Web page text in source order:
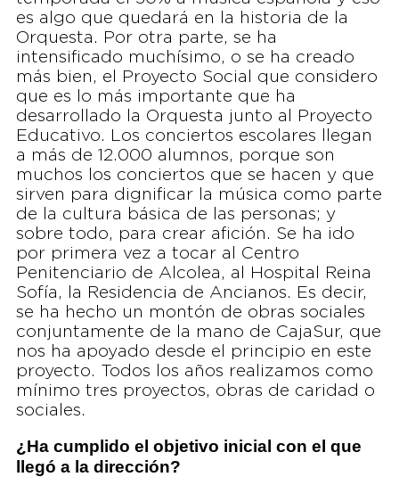
es algo que quedará en la historia de la
Orquesta. Por otra parte, se ha
intensificado muchísimo, o se ha creado
más bien, el Proyecto Social que considero
que es lo más importante que ha
desarrollado la Orquesta junto al Proyecto
Educativo. Los conciertos escolares llegan
a más de 12.000 alumnos, porque son
muchos los conciertos que se hacen y que
sirven para dignificar la música como parte
de la cultura básica de las personas; y
sobre todo, para crear afición. Se ha ido
por primera vez a tocar al Centro
Penitenciario de Alcolea, al Hospital Reina
Sofía, la Residencia de Ancianos. Es decir,
se ha hecho un montón de obras sociales
conjuntamente de la mano de CajaSur, que
nos ha apoyado desde el principio en este
proyecto. Todos los años realizamos como
mínimo tres proyectos, obras de caridad o
sociales.
¿Ha cumplido el objetivo inicial con el que
llegó a la dirección?